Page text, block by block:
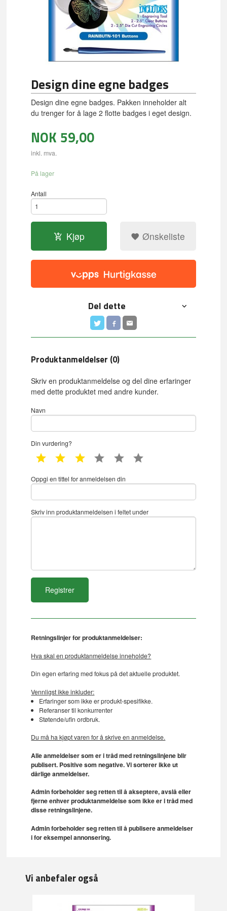
Design dine egne badges
Design dine egne badges. Pakken inneholder alt
du trenger for å lage 2 flotte badges i eget design.
NOK 59,00
inkl. mva.
På lager
Antall
Kjøp Ønskeliste
Del dette
Produktanmeldelser (0)
Skriv en produktanmeldelse og del dine erfaringer
med dette produktet med andre kunder.
Navn
Din vurdering?
1 star 2 star 3 star 4 star 5 star
Oppgi en tittel for anmeldelsen din
Skriv inn produktanmeldelsen i feltet under
Retningslinjer for produktanmeldelser:
Hva skal en produktanmeldelse inneholde?
Din egen erfaring med fokus på det aktuelle produktet.
Vennligst ikke inkluder:
Erfaringer som ikke er produkt-spesifikke.
Referanser til konkurrenter
Støtende/ufin ordbruk.
Du må ha kjøpt varen for å skrive en anmeldelse.
Alle anmeldelser som er i tråd med retningslinjene blir
publisert. Positive som negative. Vi sorterer ikke ut
dårlige anmeldelser.
Admin forbeholder seg retten til å akseptere, avslå eller
fjerne enhver produktanmeldelse som ikke er i tråd med
disse retningslinjene.
Admin forbeholder seg retten til å publisere anmeldelser
i for eksempel annonsering.
Vi anbefaler også